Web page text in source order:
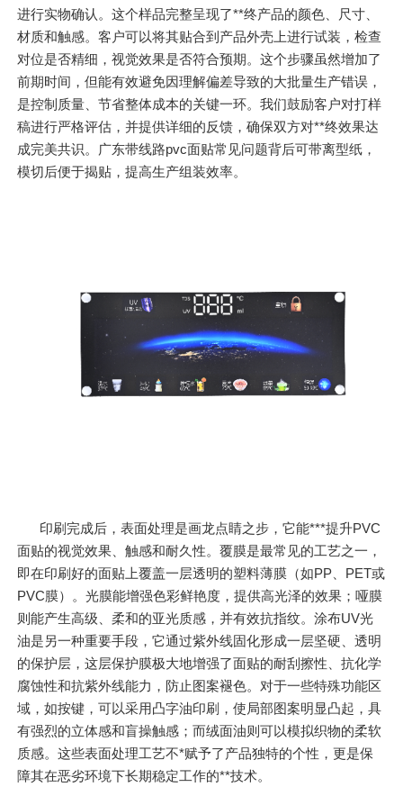
进行实物确认。这个样品完整呈现了**终产品的颜色、尺寸、
材质和触感。客户可以将其贴合到产品外壳上进行试装，检查
对位是否精细，视觉效果是否符合预期。这个步骤虽然增加了
前期时间，但能有效避免因理解偏差导致的大批量生产错误，
是控制质量、节省整体成本的关键一环。我们鼓励客户对打样
稿进行严格评估，并提供详细的反馈，确保双方对**终效果达
成完美共识。广东带线路pvc面贴常见问题背后可带离型纸，
模切后便于揭贴，提高生产组装效率。
印刷完成后，表面处理是画龙点睛之步，它能***提升PVC
面贴的视觉效果、触感和耐久性。覆膜是最常见的工艺之一，
即在印刷好的面贴上覆盖一层透明的塑料薄膜（如PP、PET或
PVC膜）。光膜能增强色彩鲜艳度，提供高光泽的效果；哑膜
则能产生高级、柔和的亚光质感，并有效抗指纹。涂布UV光
油是另一种重要手段，它通过紫外线固化形成一层坚硬、透明
的保护层，这层保护膜极大地增强了面贴的耐刮擦性、抗化学
腐蚀性和抗紫外线能力，防止图案褪色。对于一些特殊功能区
域，如按键，可以采用凸字油印刷，使局部图案明显凸起，具
有强烈的立体感和盲操触感；而绒面油则可以模拟织物的柔软
质感。这些表面处理工艺不*赋予了产品独特的个性，更是保
障其在恶劣环境下长期稳定工作的**技术。